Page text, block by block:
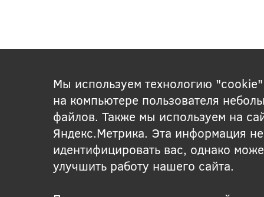
Мы используем технологию
на компьютере пользователя
файлов. Также мы используем на
Яндекс.Метрика. Эта информация
идентифицировать вас, однако
улучшить работу нашего сайта.